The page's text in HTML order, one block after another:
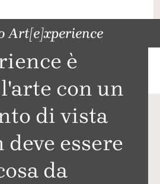
Art[e]xperience
è
con un
di vista
essere
da